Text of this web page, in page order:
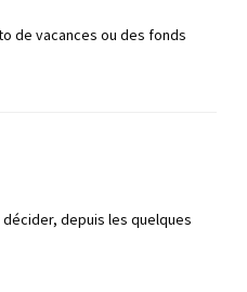
de vacances ou des fonds
décider, depuis les quelques